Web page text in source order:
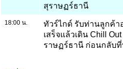
สุราษฏร์ธานี
18:00 น.
ทัวร์ไกด์ รับท่านลูกค้า
เสร็จแล้วเดิน Chill
ราษฏร์ธานี ก่อนกลับ